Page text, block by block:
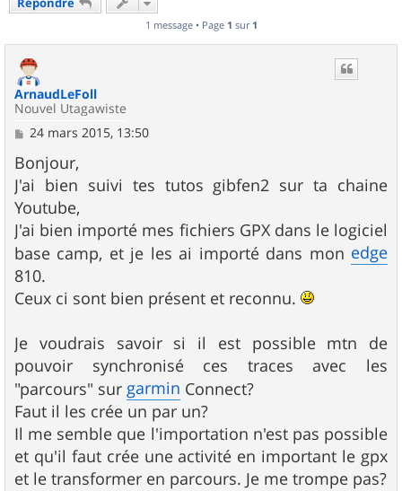
1 message • Page 1 sur 1
ArnaudLeFoll
Nouvel Utagawiste
M
s
s
a
g
e
24 mars 2015, 13:50
Bonjour,
J'ai bien suivi tes tutos gibfen2 sur ta chaine
Youtube,
J'ai bien importé mes fichiers GPX dans le logiciel
base camp, et je les ai importé dans mon edge
810.
Ceux ci sont bien présent et reconnu.
Je voudrais savoir si il est possible mtn de
pouvoir synchronisé ces traces avec les
"parcours" sur garmin Connect?
Faut il les crée un par un?
Il me semble que l'importation n'est pas possible
et qu'il faut crée une activité en important le gpx
et le transformer en parcours. Je me trompe pas?